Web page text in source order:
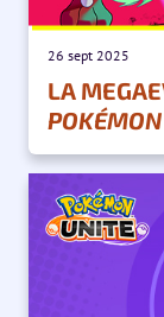
26 sept 2025
LA